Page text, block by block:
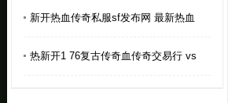
新开热血传奇私服sf发布网 最新热血
热新开1 76复古传奇血传奇交易行 vs